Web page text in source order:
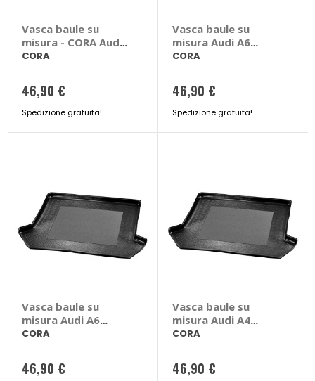
Vasca baule su
misura - CORA Audi
Q7
CORA
46,90 €
Spedizione gratuita!
Vasca baule su
misura Audi A6
Avant 2011>2018 -
CORA
46,90 €
Spedizione gratuita!
Vasca baule su
misura Audi A6
2011>2018 - CORA
CORA
46,90 €
Vasca baule su
misura Audi A4
Allroad B9, 8W
8W 2016 > 2024
CORA
46,90 €